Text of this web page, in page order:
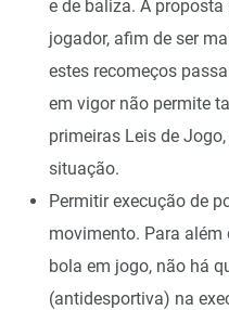
e de baliza. A
jogador, afim de ser
estes recomeços
em vigor não permite
primeiras Leis de
situação.
Permitir execução de
movimento. Para além
bola em jogo, não há
(antidesportiva) na